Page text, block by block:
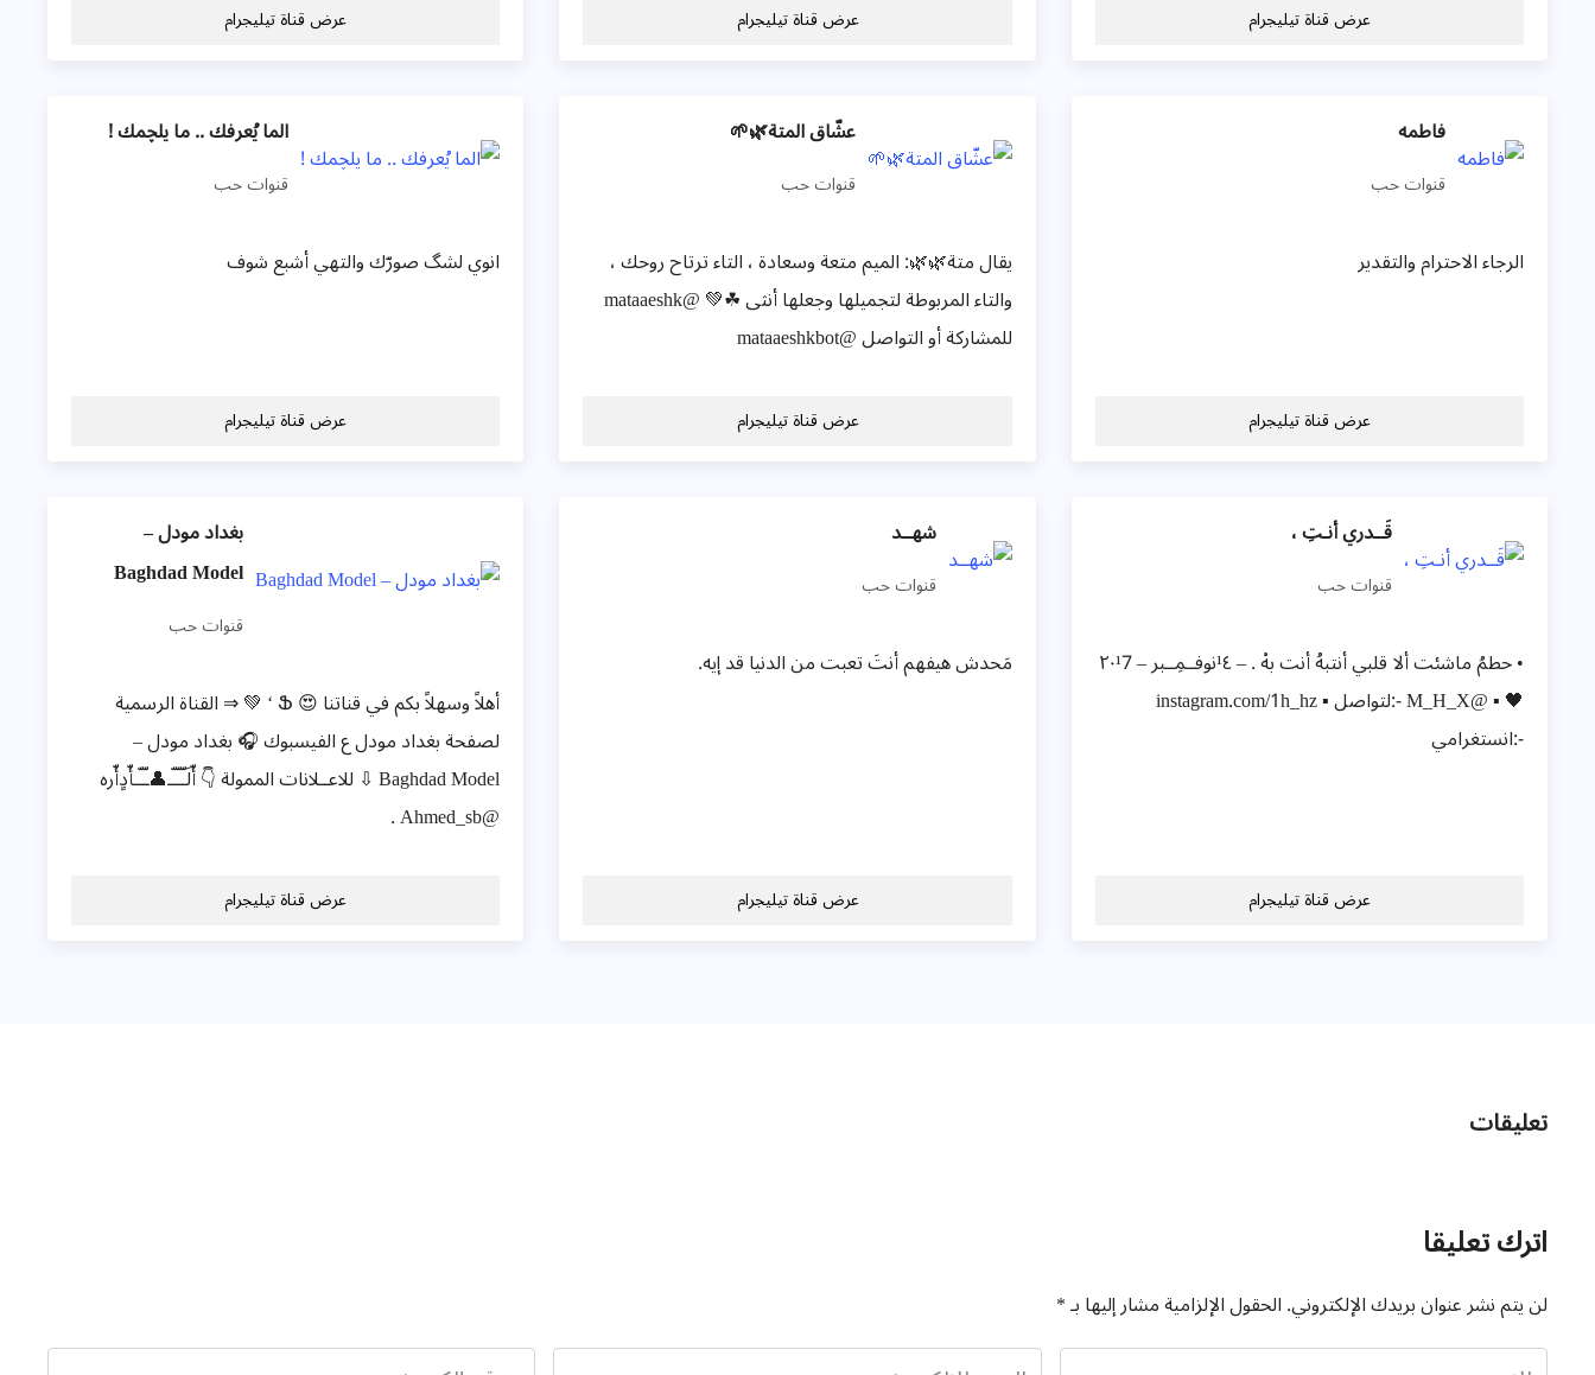
عرض قناة تيليجرام عرض قناة تيليجرام عرض قناة تيليجرام
فاطمه
قنوات حب
الرجاء الاحترام والتقدير
عرض قناة تيليجرام
عشّاق المتة🌿🌱
قنوات حب
يقال متة🌿🌿: الميم متعة وسعادة ، التاء ترتاح روحك ،
والتاء المربوطة لتجميلها وجعلها أنثى ☘💚 @mataaeshk
للمشاركة أو التواصل @mataaeshkbot
عرض قناة تيليجرام
الما يُعرفك .. ما يلچمك !
قنوات حب
انوي لشگ صورّك والتهي أشبع شوف
عرض قناة تيليجرام
قَــدري أنـتِ ،
قنوات حب
• حطمُ ماشئت ألا قلبي أنتبهُ أنت بهْ . – ¹٤نوفــمِــبر – ٢٠¹7
🖤 ▪️ @M_H_X -:لتواصل ▪️ instagram.com/1h_hz
-:انستغرامي
عرض قناة تيليجرام
شهــد
قنوات حب
مَحدش هيفهم أنتَ تعبت من الدنيا قد إيه.
عرض قناة تيليجرام
بغداد مودل –
Baghdad Model
قنوات حب
أهلاً وسهلاً بكم في قناتنا 😍 Ֆ ‘ 💚 ⇒ القناة الرسمية
لصفحة بغداد مودل ع الفيسبوك 🎧 بغداد مودل –
Baghdad Model ⇩ للاعــلانات الممولة 👇 أّلَـّـّـّـ👤ـّـّـأّدٍأّره
@Ahmed_sb .
عرض قناة تيليجرام
تعليقات
اترك تعليقا
لن يتم نشر عنوان بريدك الإلكتروني.الحقول الإلزامية مشار إليها بـ*